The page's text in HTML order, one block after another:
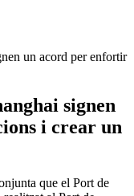
un acord per enfortir
signen
i crear un
que el Port de